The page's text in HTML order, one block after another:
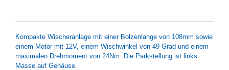
Kompakte Wischeranlage mit einer Bolzenlänge von 108mm sowie
einem Motor mit 12V, einem Wischwinkel von 49 Grad und einem
maximalen Drehmoment von 24Nm. Die Parkstellung ist links.
Masse auf Gehäuse.